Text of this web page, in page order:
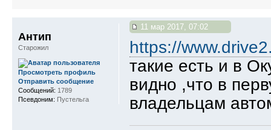
11 мар 2017, 07:02
https://
такие есть и в
видно ,что в
владельцам
Антип
Старожил
Просмотреть профиль
Отправить сообщение
Сообщений: 1789
Псевдоним: Пустельга